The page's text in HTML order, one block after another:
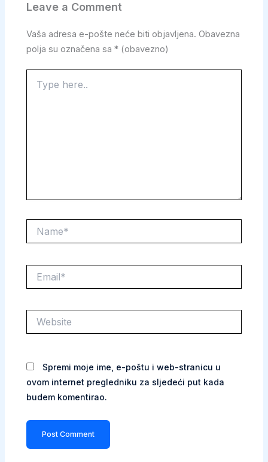
Leave a Comment
Vaša adresa e-pošte neće biti objavljena. Obavezna
polja su označena sa* (obavezno)
here..
Spremi moje ime, e-poštu i web-stranicu u
ovom internet pregledniku za sljedeći put kada
budem komentirao.